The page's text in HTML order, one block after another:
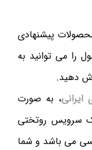
پیشنهادی
را می توانید به
دهید.
، به صورت
سرویس روتختی
می باشد و شما